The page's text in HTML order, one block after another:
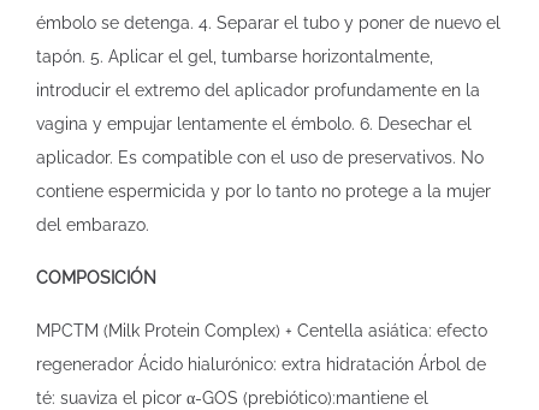
émbolo se detenga. 4. Separar el tubo y poner de nuevo el
tapón. 5. Aplicar el gel, tumbarse horizontalmente,
introducir el extremo del aplicador profundamente en la
vagina y empujar lentamente el émbolo. 6. Desechar el
aplicador. Es compatible con el uso de preservativos. No
contiene espermicida y por lo tanto no protege a la mujer
del embarazo.
COMPOSICIÓN
MPCTM (Milk Protein Complex) + Centella asiática: efecto
regenerador Ácido hialurónico: extra hidratación Árbol de
té: suaviza el picor α-GOS (prebiótico):mantiene el